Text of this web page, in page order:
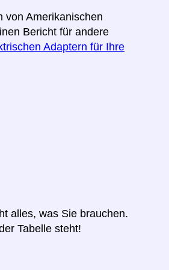
von Amerikanischen
Bericht für andere
Adaptern für Ihre
alles, was Sie brauchen.
Tabelle steht!